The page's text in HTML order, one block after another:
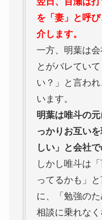
を「妻」と呼
介します。
一方、明葉は
とがバレてい
い？」と言わ
います。
明葉は唯斗の
っかりお互い
しい」と会社
しかし唯斗は
ってるかも」
に、「勉強のた
相談に乗れな